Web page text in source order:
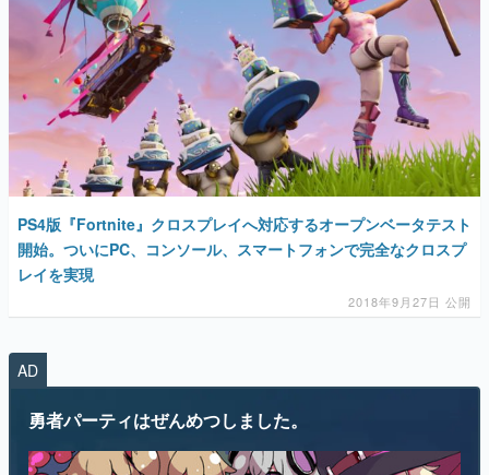
PS4版『Fortnite』クロスプレイへ対応するオープンベータテスト
開始。ついにPC、コンソール、スマートフォンで完全なクロスプ
レイを実現
2018年9月27日 公開
AD